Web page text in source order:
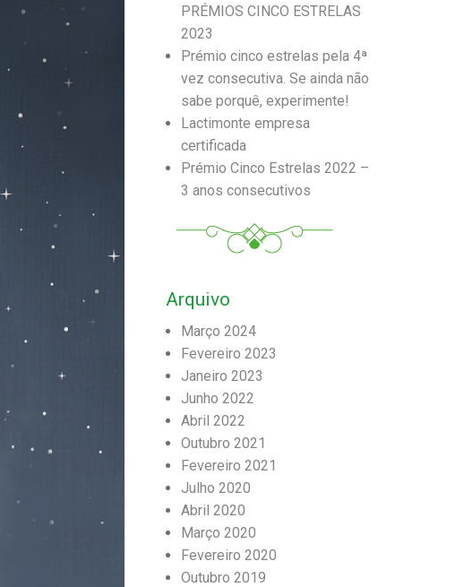
PRÉMIOS CINCO ESTRELAS
2023
Prémio cinco estrelas pela 4ª
vez consecutiva. Se ainda não
sabe porquê, experimente!
Lactimonte empresa
certificada
Prémio Cinco Estrelas 2022 –
3 anos consecutivos
Arquivo
Março 2024
Fevereiro 2023
Janeiro 2023
Junho 2022
Abril 2022
Outubro 2021
Fevereiro 2021
Julho 2020
Abril 2020
Março 2020
Fevereiro 2020
Outubro 2019